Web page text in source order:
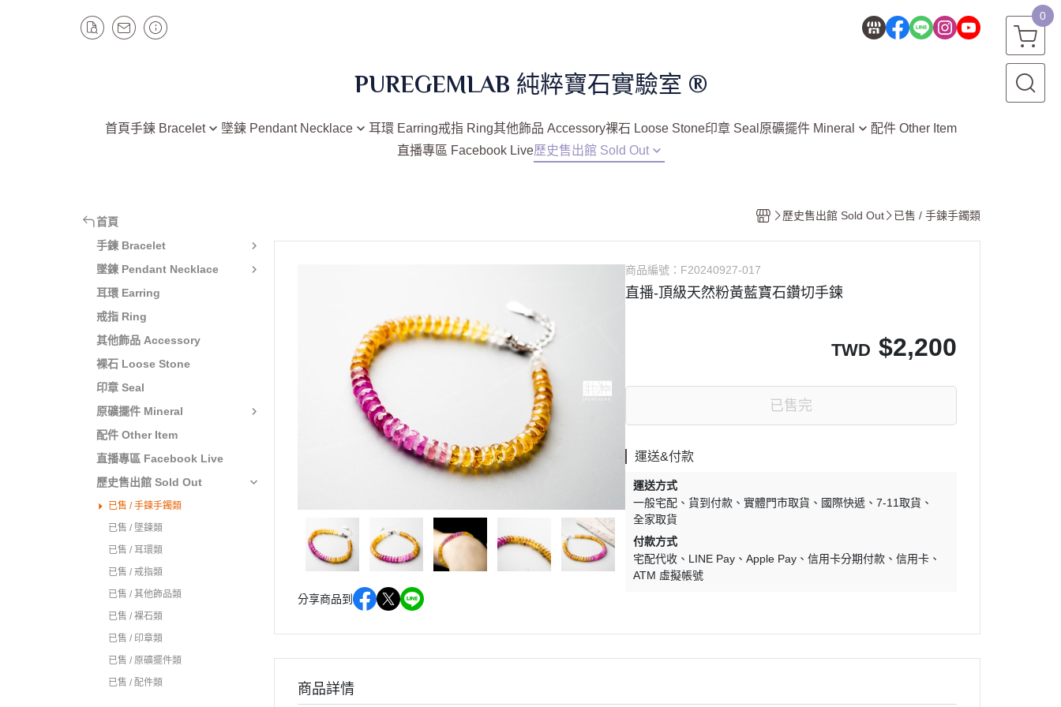
0
PUREGEMLAB 純粹寶石實驗室 ®
首頁手鍊 Bracelet
翡翠 Jade
石榴石 Garnet
黑曜石 Obsidian
隕石天鐵 Tektite、Meteorite
長石 Feldspar / 太陽石、月光
石、拉長石
青金石 Lapis lazuli
鑽石 Diamond
剛玉 Corundum / 紅寶石、藍寶
綠柱石 Beryl / 祖母綠、海藍寶
石、摩根石
黝簾石 Zoisite / 丹泉石、紅綠寶
拓帕石 Topaz
軟玉 Nephrite / 和田玉、岫玉
橄欖石 Peridot
舒俱徠石 Sugilite
磷灰石 Apatite
墜鍊 Pendant Necklace
石榴石 Garnet
隕石天鐵 Tektite、Meteorite
剛玉 Corundum / 紅寶石、藍寶
綠柱石 Beryl / 祖母綠、海藍寶
石、摩根石
拉利瑪 Larimar
軟玉 Nephrite / 和田玉、岫玉
輝石 Pyroxene / 鋰輝石、孔賽
猛瑪象牙 Mammoth Ivory
紅紋石 Rhodochrosite
耳環 Earring戒指 Ring其他飾品 Accessory裸石 Loose Stone印章 Seal 原礦擺件 Mineral
七星陣 Seven-Star Array
礦物 Mineral
晶球 Crystal Ball
雕件 Carving
配件 Other Item
直播專區 Facebook Live歷史售出館 Sold Out
已售 / 戒指類
已售 / 裸石類
已售 / 印章類
已售 / 原礦擺件類
已售 / 配件類
首頁
手鍊 Bracelet
墜鍊 Pendant Necklace
耳環 Earring
戒指 Ring
其他飾品 Accessory
裸石 Loose Stone
印章 Seal
原礦擺件 Mineral
配件 Other Item
直播專區 Facebook Live
歷史售出館 Sold Out
已售 / 手鍊手鐲類
已售 / 墜鍊類
已售 / 耳環類
已售 / 戒指類
已售 / 其他飾品類
已售 / 裸石類
已售 / 印章類
已售 / 原礦擺件類
已售 / 配件類
歷史售出館 Sold Out 已售 / 手鍊手鐲類
分享商品到
商品編號： F20240927-017
直播-頂級天然粉黃藍寶石鑽切手鍊
TWD $2,200
已售完
運送&付款
運送方式
一般宅配
貨到付款 實體門市取貨 國際快遞
7-11取貨
全家取貨
付款方式
宅配代收
LINE Pay Apple Pay 信用卡分期付款
信用卡
ATM 虛擬帳號
商品詳情